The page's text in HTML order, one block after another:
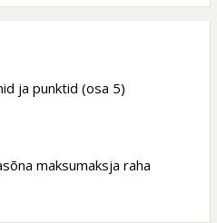
ja punktid (osa 5)
maksumaksja raha